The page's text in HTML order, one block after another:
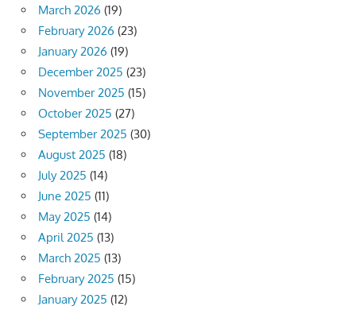
March 2026 (19)
February 2026 (23)
January 2026 (19)
December 2025 (23)
November 2025 (15)
October 2025 (27)
September 2025 (30)
August 2025 (18)
July 2025 (14)
June 2025 (11)
May 2025 (14)
April 2025 (13)
March 2025 (13)
February 2025 (15)
January 2025 (12)